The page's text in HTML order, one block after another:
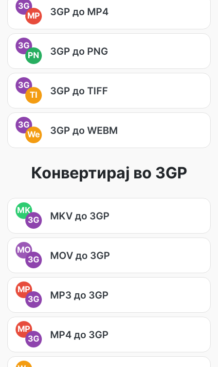
3G
MP
3GP до MP4
3G
PN
3GP до PNG
3G
TI
3GP до TIFF
3G
We
3GP до WEBM
Конвертирај во 3GP
MK
3G
MKV до 3GP
MO
3G
MOV до 3GP
MP
3G
MP3 до 3GP
MP
3G
MP4 до 3GP